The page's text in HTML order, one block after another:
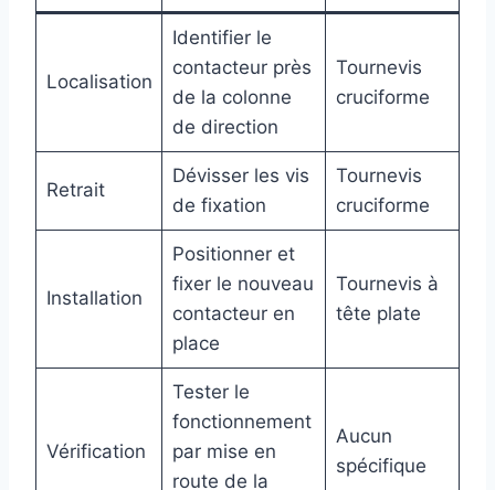
Localisation
Identifier le
contacteur près
de la colonne
de direction
Tournevis
cruciforme
Retrait
Dévisser les vis
de fixation
Tournevis
cruciforme
Installation
Positionner et
fixer le nouveau
contacteur en
place
Tournevis à
tête plate
Vérification
Tester le
fonctionnement
par mise en
route de la
Aucun
spécifique